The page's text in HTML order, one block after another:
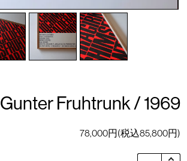
Gunter Fruhtrunk / 1969
78,000円(税込85,800円)